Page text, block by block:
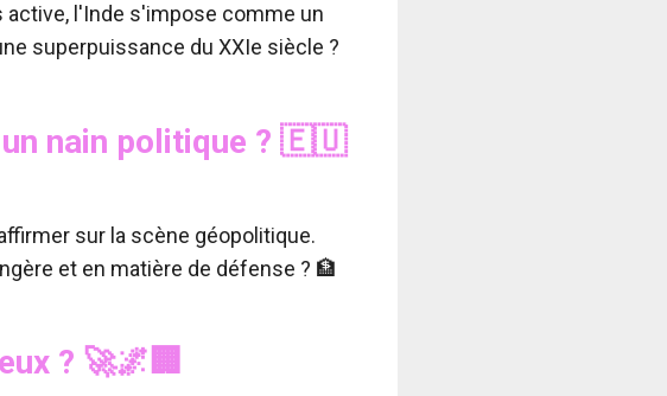
l'Inde s'impose comme un
superpuissance du XXIe siècle ?
nain politique ? 🇪🇺
sur la scène géopolitique.
et en matière de défense ? 🏦
? 🚀🌌🏢